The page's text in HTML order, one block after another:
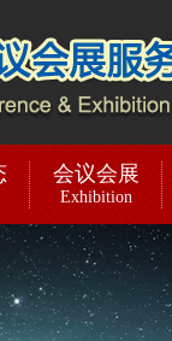
会议会展
Exhibition